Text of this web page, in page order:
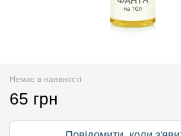
Немає в наявності
65 грн